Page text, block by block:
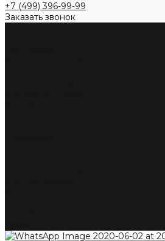
+7 (499) 396-99-99
Заказать звонок